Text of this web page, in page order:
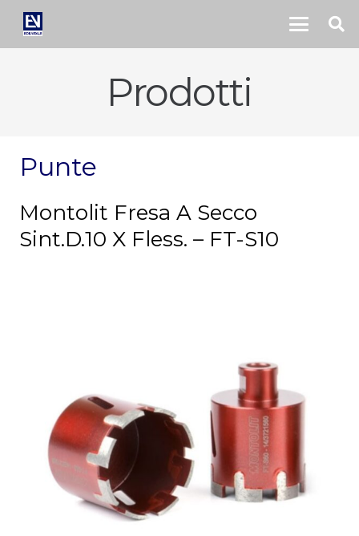
Prodotti
Punte
Montolit Fresa A Secco
Sint.D.10 X Fless. – FT-S10